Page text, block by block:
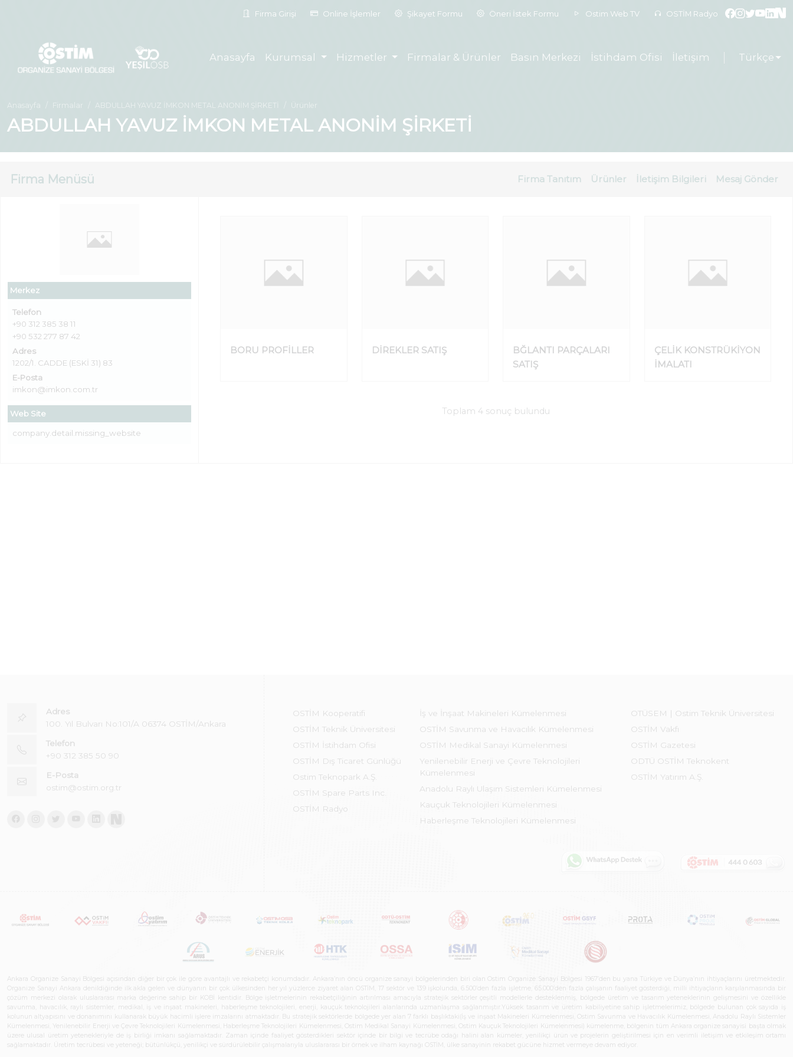
Firma Girişi Online İşlemler Şikayet Formu Öneri İstek Formu Ostim Web TV OSTİM Radyo
Anasayfa Kurumsal Hizmetler Firmalar & Ürünler Basın Merkezi İstihdam Ofisi İletişim Türkçe
Anasayfa Firmalar ABDULLAH YAVUZ İMKON METAL ANONİM ŞİRKETİ Ürünler
ABDULLAH YAVUZ İMKON METAL ANONİM ŞİRKETİ
Firma Menüsü Firma Tanıtım Ürünler İletişim Bilgileri Mesaj Gönder
Merkez
Telefon
+90 312 385 38 11
+90 532 277 87 42
Adres
1202/1. CADDE (ESKİ 31) 83
E-Posta
imkon@imkon.com.tr
Web Site
company.detail.missing_website
BORU PROFİLLER DİREKLER SATIŞ
BĞLANTI PARÇALARI
SATIŞ
ÇELİK KONSTRÜKİYON
İMALATI
Toplam 4 sonuç bulundu
Adres
100. Yıl Bulvarı No:101/A 06374 OSTİM/Ankara
Telefon
+90 312 385 50 90
E-Posta
ostim@ostim.org.tr
OSTİM Kooperatifi
OSTİM Teknik Üniversitesi
OSTİM İstihdam Ofisi
OSTİM Dış Ticaret Günlüğü
Ostim Teknopark A.Ş.
OSTİM Spare Parts Inc.
OSTİM Radyo
İş ve İnşaat Makineleri Kümelenmesi
OSTİM Savunma ve Havacılık Kümelenmesi
OSTİM Medikal Sanayi Kümelenmesi
Yenilenebilir Enerji ve Çevre Teknolojileri
Kümelenmesi
Anadolu Raylı Ulaşım Sistemleri Kümelenmesi
Kauçuk Teknolojileri Kümelenmesi
Haberleşme Teknolojileri Kümelenmesi
OTÜSEM | Ostim Teknik Üniversitesi
OSTİM Vakfı
OSTİM Gazetesi
ODTÜ OSTİM Teknokent
OSTİM Yatırım A.Ş.
Ankara Organize Sanayi Bölgesi açısından diğer bir çok ile göre avantajlı ve rekabetçi konumdadır. Ankara’nın öncü organize sanayi bölgelerinden biri olan Ostim Organize Sanayi Bölgesi 1967’den bu yana Türkiye ve Dünya’nın ihtiyaçlarını üretmektedir.
Organize Sanayi Ankara denildiğinde ilk akla gelen ve dünyanın bir çok ülkesinden her yıl yüzlerce ziyaret alan OSTİM, 17 sektör ve 139 işkolunda, 6.500’den fazla işletme, 65.000’den fazla çalışanın faaliyet gösterdiği, milli ihtiyaçların karşılanmasında bir
çözüm merkezi olarak uluslararası marka değerine sahip bir KOBİ kentidir. Bölge işletmelerinin rekabetçiliğinin artırılması amacıyla stratejik sektörler çeşitli modellerle desteklenmiş, bölgede üretim ve tasarım yeteneklerinin gelişmesini ve özellikle
savunma, havacılık, raylı sistemler, medikal, iş ve inşaat makineleri, haberleşme teknolojileri, enerji, kauçuk teknolojileri alanlarında uzmanlaşma sağlanmıştır.Yüksek tasarım ve üretim kabiliyetine sahip işletmelerimiz, bölgede bulunan çok sayıda iş
kolunun altyapısını ve donanımını kullanarak büyük hacimli işlere imzalarını atmaktadır. Bu stratejik sektörlerde bölgede yer alan 7 farklı başlıktaki(İş ve inşaat Makineleri Kümelenmesi, Ostim Savunma ve Havacılık Kümelenmesi, Anadolu Raylı Sistemler
Kümelenmesi, Yenilenebilir Enerji ve Çevre Teknolojileri Kümelenmesi, Haberleşme Teknolojileri Kümelenmesi, Ostim Medikal Sanayi Kümelenmesi, Ostim Kauçuk Teknolojileri Kümelenmesi) kümelenme, bölgenin tüm Ankara organize sanayisi başta olmak
üzere ulusal üretim yetenekleriyle de iş birliği imkanı sağlamaktadır. Zaman içinde faaliyet gösterdikleri sektör içinde bir bilgi ve tecrübe odağı halini alan kümeler, yenilikçi ürün ve projelerin geliştirilmesi için en verimli iletişim ve etkileşim ortamı
sağlamaktadır. Üretim tecrübesi ve yeteneği; bütünlükçü, yenilikçi ve sürdürülebilir çalışmalarıyla uluslararası bir örnek ve ilham kaynağı OSTİM, ülke sanayinin rekabet gücüne hizmet vermeye devam ediyor.